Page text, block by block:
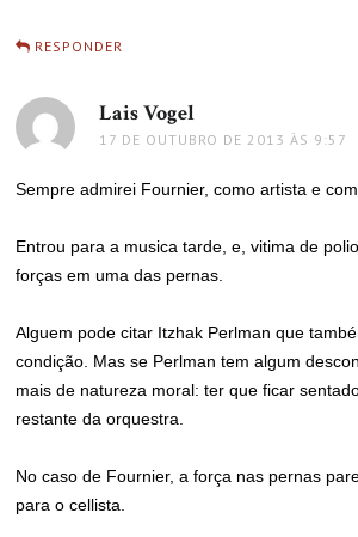
RESPONDER
Lais Vogel
17 DE OUTUBRO DE 2013 ÀS 9:57
Sempre admirei Fournier, como artista e
Entrou para a musica tarde, e, vitima de
forças em uma das pernas.
Alguem pode citar Itzhak Perlman que
condição. Mas se Perlman tem algum
mais de natureza moral: ter que ficar
restante da orquestra.
No caso de Fournier, a força nas pernas
para o cellista.